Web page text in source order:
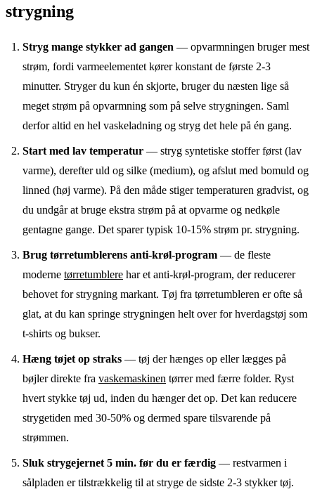
strygning
Stryg mange stykker ad gangen — opvarmningen bruger mest
strøm, fordi varmeelementet kører konstant de første 2-3
minutter. Stryger du kun én skjorte, bruger du næsten lige så
meget strøm på opvarmning som på selve strygningen. Saml
derfor altid en hel vaskeladning og stryg det hele på én gang.
Start med lav temperatur — stryg syntetiske stoffer først (lav
varme), derefter uld og silke (medium), og afslut med bomuld og
linned (høj varme). På den måde stiger temperaturen gradvist, og
du undgår at bruge ekstra strøm på at opvarme og nedkøle
gentagne gange. Det sparer typisk 10-15% strøm pr. strygning.
Brug tørretumblerens anti-krøl-program — de fleste
moderne tørretumblere har et anti-krøl-program, der reducerer
behovet for strygning markant. Tøj fra tørretumbleren er ofte så
glat, at du kan springe strygningen helt over for hverdagstøj som
t-shirts og bukser.
Hæng tøjet op straks — tøj der hænges op eller lægges på
bøjler direkte fra vaskemaskinen tørrer med færre folder. Ryst
hvert stykke tøj ud, inden du hænger det op. Det kan reducere
strygetiden med 30-50% og dermed spare tilsvarende på
strømmen.
Sluk strygejernet 5 min. før du er færdig — restvarmen i
sålpladen er tilstrækkelig til at stryge de sidste 2-3 stykker tøj.